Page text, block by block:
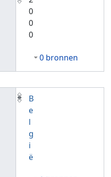
0
0
0
0 bronnen
B
e
l
g
i
ë